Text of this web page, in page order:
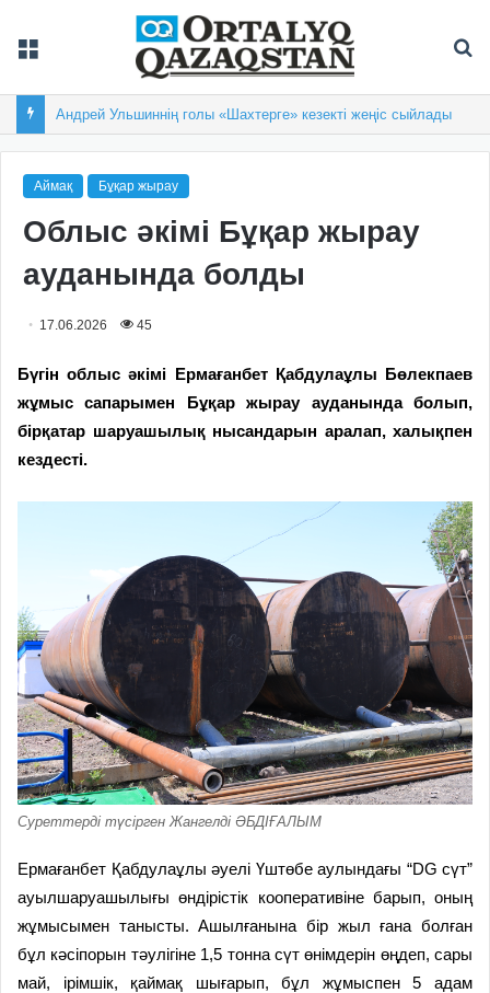
Балқашта облыстық «Арай-2026» XIX спартакиадасы басталды
Аймақ Бұқар жырау
Облыс әкімі Бұқар жырау
ауданында болды
17.06.2026 45
Бүгін облыс әкімі Ермағанбет Қабдулаұлы Бөлекпаев
жұмыс сапарымен Бұқар жырау ауданында болып,
бірқатар шаруашылық нысандарын аралап, халықпен
кездесті.
Суреттерді түсірген Жангелді ӘБДІҒАЛЫМ
Ермағанбет Қабдулаұлы әуелі Үштөбе аулындағы “DG cүт”
ауылшаруашылығы өндірістік кооперативіне барып, оның
жұмысымен танысты. Ашылғанына бір жыл ғана болған
бұл кәсіпорын тәулігіне 1,5 тонна сүт өнімдерін өңдеп, сары
май, ірімшік, қаймақ шығарып, бұл жұмыспен 5 адам